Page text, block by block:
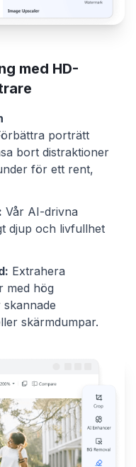
med HD-
porträtt
bort distraktioner
för ett rent,
Vår AI-drivna
djup och livfullhet
Extrahera
med hög
skärmdumpar.